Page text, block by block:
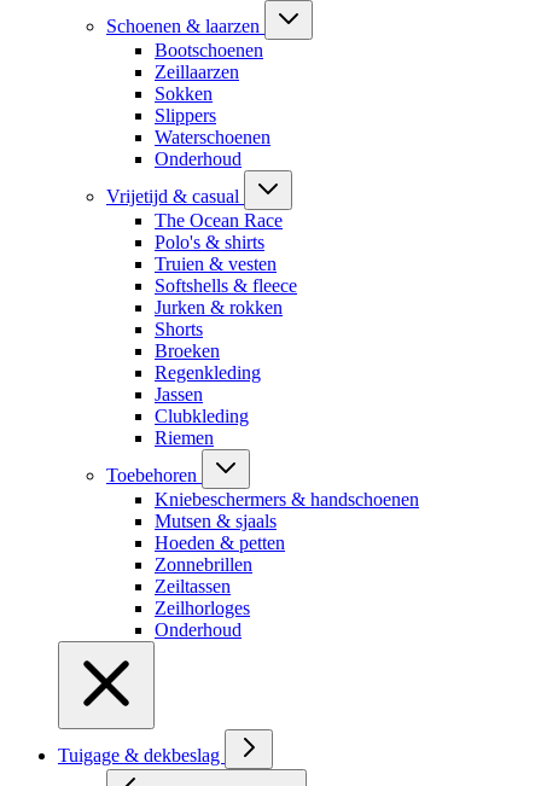
Schoenen & laarzen
Bootschoenen
Zeillaarzen
Sokken
Slippers
Waterschoenen
Onderhoud
Vrijetijd & casual
The Ocean Race
Polo's & shirts
Truien & vesten
Softshells & fleece
Jurken & rokken
Shorts
Broeken
Regenkleding
Jassen
Clubkleding
Riemen
Toebehoren
Kniebeschermers & handschoenen
Mutsen & sjaals
Hoeden & petten
Zonnebrillen
Zeiltassen
Zeilhorloges
Onderhoud
Tuigage & dekbeslag